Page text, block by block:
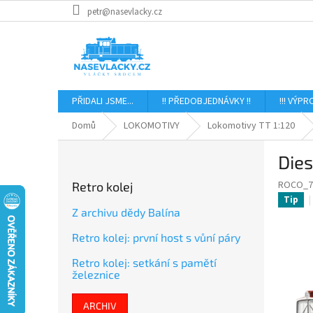
na
petr@nasevlacky.cz
PŘIDALI JSME... !! PŘEDOBJEDNÁVKY !! !!!
Domů
LOKOMOTIVY Lokomotivy TT 1:120
Retro kolej
Z archivu dědy Balína
Retro kolej: první host s vůní páry
Retro kolej: setkání s pamětí
železnice
ARCHIV
Tip